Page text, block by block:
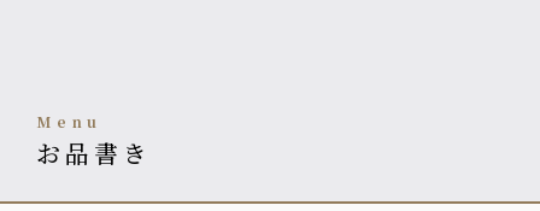
menu
お品書き